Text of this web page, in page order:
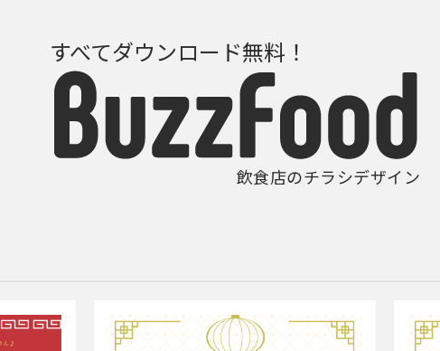
すべてダウンロード無料！
飲食店のチラシデザイン